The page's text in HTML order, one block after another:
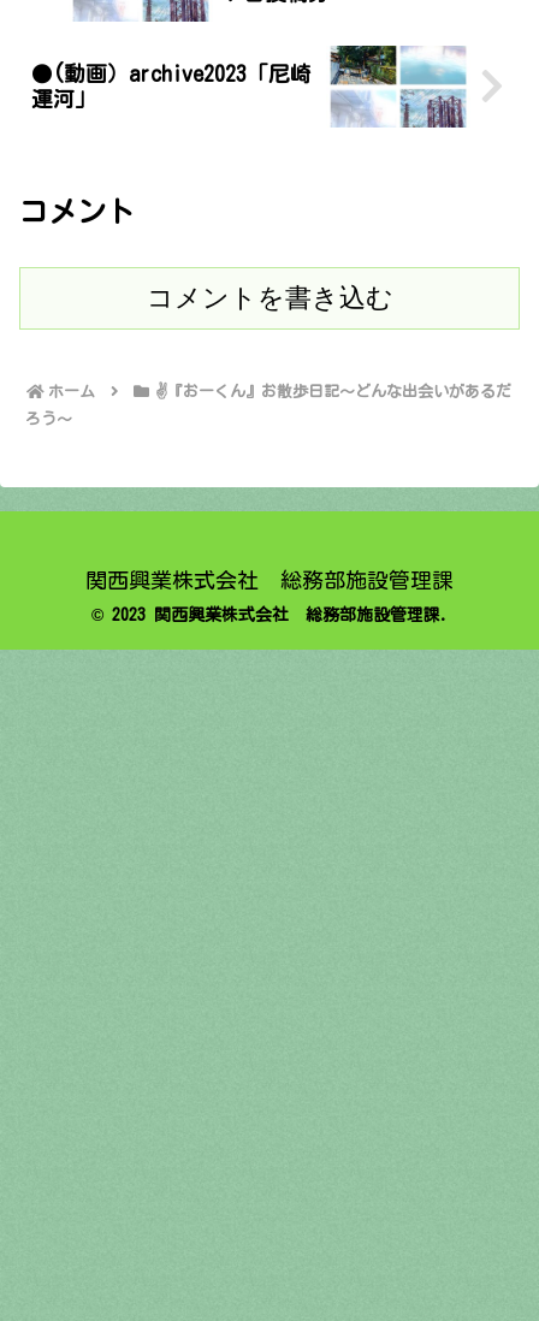
●(動画）archive2023「尼崎
運河」
コメント
コメントを書き込む
ホーム
✌️『おーくん』お散歩日記〜どんな出会いがあるだ
ろう〜
関西興業株式会社 総務部施設管理課
© 2023 関西興業株式会社 総務部施設管理課.